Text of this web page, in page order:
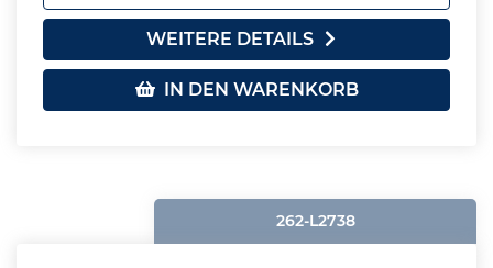
WEITERE DETAILS
IN DEN WARENKORB
262-L2738